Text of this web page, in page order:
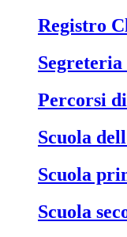
Registro
Percorsi
Scuola
Scuola
Scuola